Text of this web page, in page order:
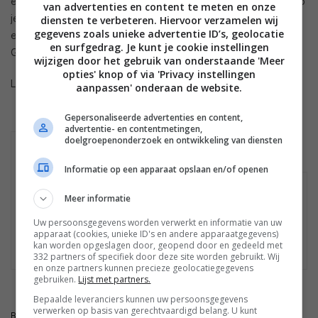
je een timer gezet in de keuken en loopt deze af? Middels
een handgebaar stopt de timer. Zo hoef je niet meer ‘Hey
Google, stop’ te roepen.
Lees ook onze review van de Google Nest Hub.
GOOGLE NEST HUB
GOOGLE NEST HUB
Geen winkels gevonden
Mogelijk is het product niet meer te koop.
Bekijkhierde laatste nieuwtjes, reviews en
achtergronden.
BRON
van advertenties en content te meten en onze
diensten te verbeteren. Hiervoor verzamelen wij
gegevens zoals unieke advertentie ID’s, geolocatie
en surfgedrag. Je kunt je cookie instellingen
wijzigen door het gebruik van onderstaande 'Meer
opties' knop of via 'Privacy instellingen
aanpassen' onderaan de website.
Gepersonaliseerde advertenties en content,
advertentie- en contentmetingen,
doelgroepenonderzoek en ontwikkeling van diensten
Informatie op een apparaat opslaan en/of openen
Meer informatie
Uw persoonsgegevens worden verwerkt en informatie van uw
apparaat (cookies, unieke ID's en andere apparaatgegevens)
kan worden opgeslagen door, geopend door en gedeeld met
332 partners of specifiek door deze site worden gebruikt. Wij
en onze partners kunnen precieze geolocatiegegevens
gebruiken. Lijst met partners.
Bepaalde leveranciers kunnen uw persoonsgegevens
verwerken op basis van gerechtvaardigd belang. U kunt